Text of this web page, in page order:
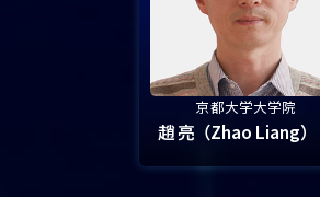
京都大学大学院
趙 亮（Zhao Liang）